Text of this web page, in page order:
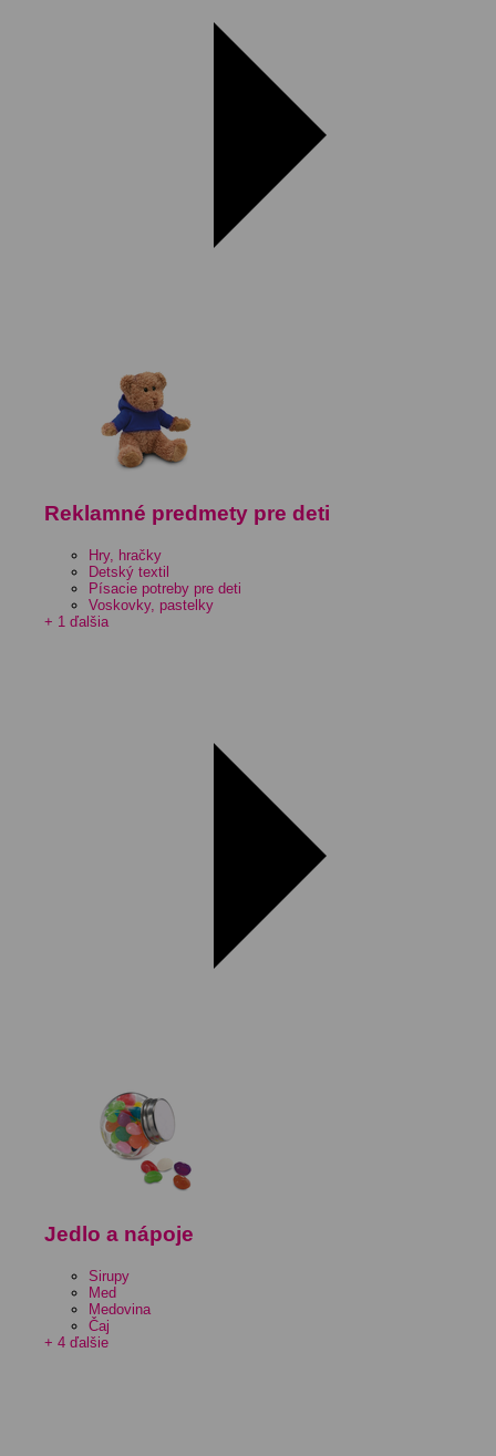
Reklamné predmety pre deti
Hry, hračky
Detský textil
Písacie potreby pre deti
Voskovky, pastelky
+ 1 ďalšia
Jedlo a nápoje
Sirupy
Med
Medovina
Čaj
+ 4 ďalšie